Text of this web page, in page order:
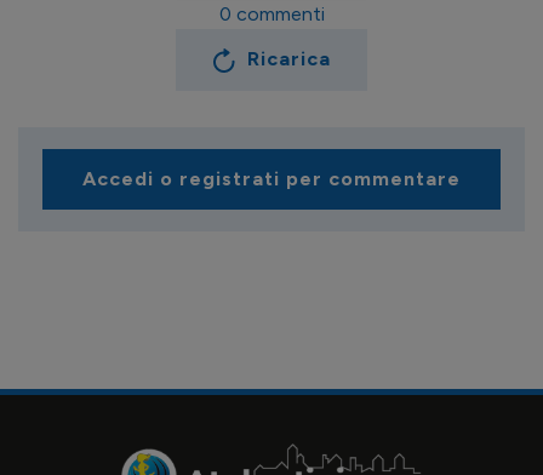
Ricarica
0 commenti
Accedi o registrati per commentare